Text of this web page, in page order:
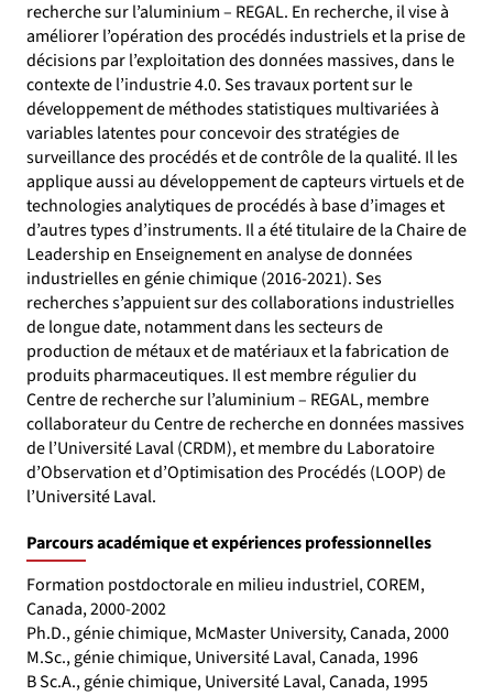
recherche sur l’aluminium – REGAL. En recherche, il vise à
améliorer l’opération des procédés industriels et la prise de
décisions par l’exploitation des données massives, dans le
contexte de l’industrie 4.0. Ses travaux portent sur le
développement de méthodes statistiques multivariées à
variables latentes pour concevoir des stratégies de
surveillance des procédés et de contrôle de la qualité. Il les
applique aussi au développement de capteurs virtuels et de
technologies analytiques de procédés à base d’images et
d’autres types d’instruments. Il a été titulaire de la Chaire de
Leadership en Enseignement en analyse de données
industrielles en génie chimique (2016-2021). Ses
recherches s’appuient sur des collaborations industrielles
de longue date, notamment dans les secteurs de
production de métaux et de matériaux et la fabrication de
produits pharmaceutiques. Il est membre régulier du
Centre de recherche sur l’aluminium – REGAL, membre
collaborateur du Centre de recherche en données massives
de l’Université Laval (CRDM), et membre du Laboratoire
d’Observation et d’Optimisation des Procédés (LOOP) de
l’Université Laval.
Parcours académique et expériences professionnelles
Formation postdoctorale en milieu industriel, COREM,
Canada, 2000-2002
Ph.D., génie chimique, McMaster University, Canada, 2000
M.Sc., génie chimique, Université Laval, Canada, 1996
B Sc.A., génie chimique, Université Laval, Canada, 1995